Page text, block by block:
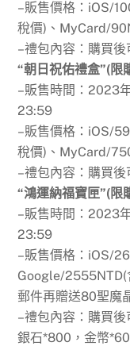
–販售價格：iOS/
稅價)、MyCard/
–禮包內容：購買
“朝日祝佑禮盒”(限
–販售時間：2023
23:59
–販售價格：iOS/
稅價)、MyCard/
–禮包內容：購買
“鴻運納福寶匣”(限
–販售時間：2023
23:59
–販售價格：iOS/
Google/2555NTD(
郵件再贈送80聖魔
–禮包內容：購買
銀石*800，金幣